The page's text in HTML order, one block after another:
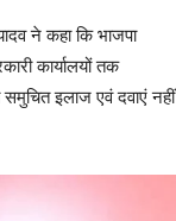
ने कहा कि भाजपा
कार्यालयों तक
इलाज एवं दवाएं नहीं